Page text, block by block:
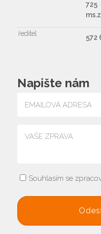
725
ředitel 572
Napište nám
Souhlasím se